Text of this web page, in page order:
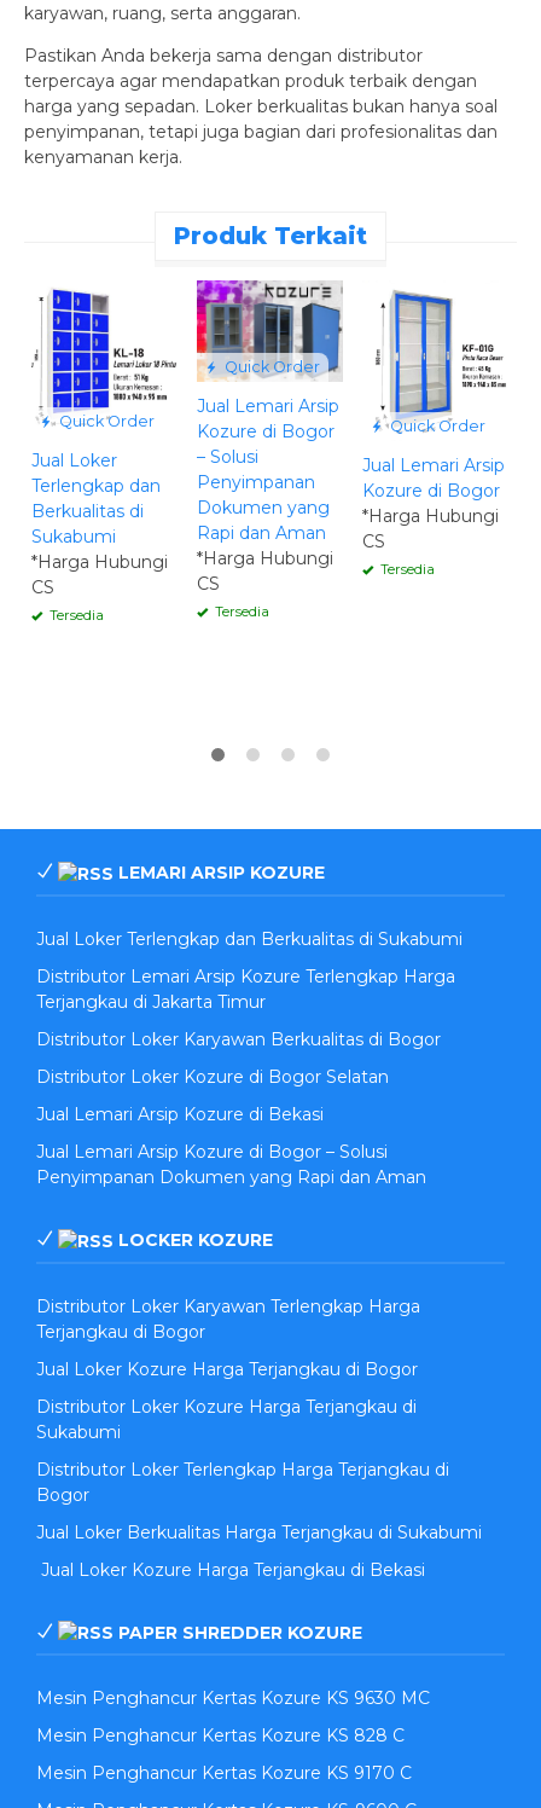
karyawan, ruang, serta anggaran.
Pastikan Anda bekerja sama dengan distributor
terpercaya agar mendapatkan produk terbaik dengan
harga yang sepadan. Loker berkualitas bukan hanya soal
penyimpanan, tetapi juga bagian dari profesionalitas dan
kenyamanan kerja.
Produk Terkait
Quick Order
Jual Loker
Terlengkap dan
Berkualitas di
Sukabumi
*Harga Hubungi
CS
Tersedia
Quick Order
Jual Lemari Arsip
Kozure di Bogor
– Solusi
Penyimpanan
Dokumen yang
Rapi dan Aman
*Harga Hubungi
CS
Tersedia
Quick Order
Jual Lemari Arsip
Kozure di Bogor
*Harga Hubungi
CS
Tersedia
LEMARI ARSIP KOZURE
Jual Loker Terlengkap dan Berkualitas di Sukabumi
Distributor Lemari Arsip Kozure Terlengkap Harga
Terjangkau di Jakarta Timur
Distributor Loker Karyawan Berkualitas di Bogor
Distributor Loker Kozure di Bogor Selatan
Jual Lemari Arsip Kozure di Bekasi
Jual Lemari Arsip Kozure di Bogor – Solusi
Penyimpanan Dokumen yang Rapi dan Aman
LOCKER KOZURE
Distributor Loker Karyawan Terlengkap Harga
Terjangkau di Bogor
Jual Loker Kozure Harga Terjangkau di Bogor
Distributor Loker Kozure Harga Terjangkau di
Sukabumi
Distributor Loker Terlengkap Harga Terjangkau di
Bogor
Jual Loker Berkualitas Harga Terjangkau di Sukabumi
Jual Loker Kozure Harga Terjangkau di Bekasi
PAPER SHREDDER KOZURE
Mesin Penghancur Kertas Kozure KS 9630 MC
Mesin Penghancur Kertas Kozure KS 828 C
Mesin Penghancur Kertas Kozure KS 9170 C